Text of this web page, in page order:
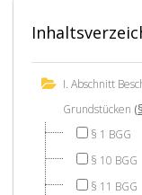
I. Abschnitt
Grundstücken
§ 1 BGG
§ 10 BGG
§ 11 BGG